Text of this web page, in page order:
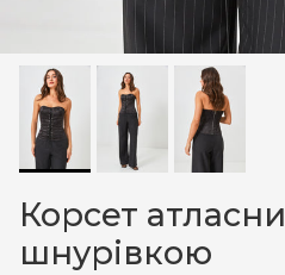
Корсет
шнурівкою